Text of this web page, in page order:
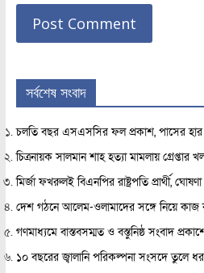
সর্বশেষ সংবাদ
চলতি বছর এসএসসির ফল প্রকাশ, পাসের
চিত্রনায়ক সালমান শাহ হত্যা মামলায় গ্রেপ্তার
মির্জা ফখরুলই বিএনপির রাষ্ট্রপতি প্রার্থী,
দেশ গঠনে আলেম-ওলামাদের সঙ্গে নিয়ে কাজ
গণমাধ্যমে বাস্তবসম্মত ও বস্তুনিষ্ঠ সংবাদ
১০ বছরের জ্বালানি পরিকল্পনা সংসদে তুলে